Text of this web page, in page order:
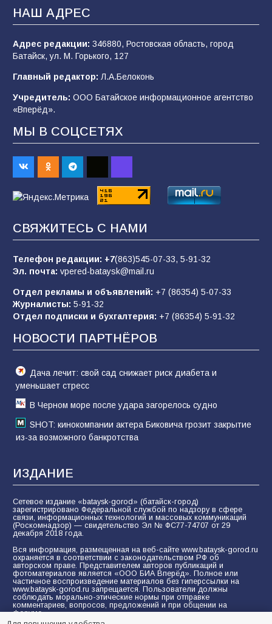
В Батайске продолжаются дорожные работы
101 04.08.2026
после выборов: в Госдуме дали ответ
98 06.08.2026
«Слухами Москву не возьмёшь»: почему
заявления Киева о мобилизации — это
отчаяние, а не разведка
02.08.2026
Морской квест в детском саду: как
воспитанники спасали Нептуна
74 01.08.2026
В детском саду № 35 дети освоили
строительные профессии в ходе
спортивного праздника
71 07.08.2026
НАШ АДРЕС
Адрес редакции: 346880, Ростовская область, город
Батайск, ул. М. Горького, 127
Главный редактор: Л.А.Белоконь
Учредитель: ООО Батайское информационное агентство
«Вперёд».
МЫ В СОЦСЕТЯХ
СВЯЖИТЕСЬ С НАМИ
Телефон редакции: +7(863)545-07-33, 5-91-32
Эл. почта: vpered-bataysk@mail.ru
Отдел рекламы и объявлений: +7 (86354) 5-07-33
Журналисты: 5-91-32
Отдел подписки и бухгалтерия: +7 (86354) 5-91-32
НОВОСТИ ПАРТНЁРОВ
Дача лечит: свой сад снижает риск диабета и
уменьшает стресс
В Черном море после удара загорелось судно
SHOT: кинокомпании актера Биковича грозит закрытие
из-за возможного банкротства
ИЗДАНИЕ
Сетевое издание «bataysk-gorod» (батайск-город)
зарегистрировано Федеральной службой по надзору в сфере
связи, информационных технологий и массовых коммуникаций
(Роскомнадзор) — свидетельство Эл № ФС77-74707 от 29
декабря 2018 года.
Вся информация, размещенная на веб-сайте www.bataysk-gorod.ru
охраняется в соответствии с законодательством РФ об
авторском праве. Представителем авторов публикаций и
фотоматериалов является «ООО БИА Вперёд». Полное или
частичное воспроизведение материалов без гиперссылки на
www.bataysk-gorod.ru запрещается. Пользователи должны
соблюдать морально-этические нормы при отправке
комментариев, вопросов, предложений и при общении на
форуме.